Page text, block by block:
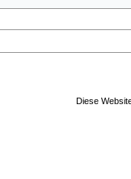
Diese